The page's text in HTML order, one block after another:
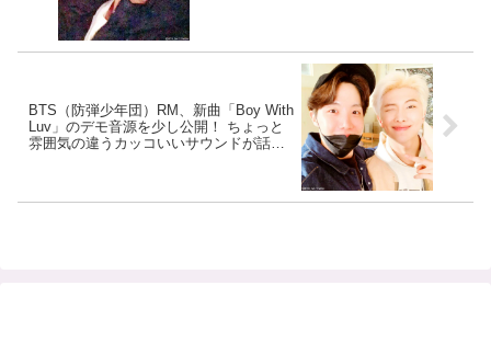
BTS（防弾少年団）RM、新曲「Boy With
Luv」のデモ音源を少し公開！ ちょっと
雰囲気の違うカッコいいサウンドが話題